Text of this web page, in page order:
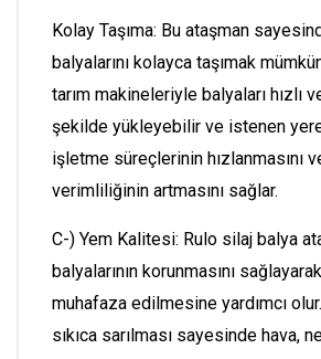
Kolay Taşıma: Bu ataşman
balyalarını kolayca taşımak
tarım makineleriyle balyaları hızlı
şekilde yükleyebilir ve istenen
işletme süreçlerinin hızlanmasını
verimliliğinin artmasını sağlar.
C-) Yem Kalitesi: Rulo silaj balya
balyalarının korunmasını
muhafaza edilmesine yardımcı
sıkıca sarılması sayesinde hava,